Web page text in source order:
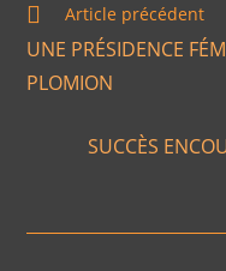
Article précédent
UNE PRÉSIDENCE
PLOMION
SUCCÈS